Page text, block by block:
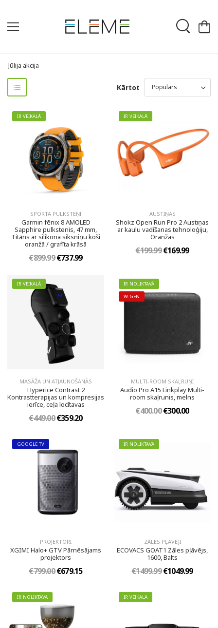
Jūlija akcija
Kārtot
IR VEIKALĀ
SPORTA PULKSTEŅI
Garmin fēnix 8 AMOLED
Sapphire pulkstenis, 47 mm,
Titāns ar silikona siksniņu koši
oranžā / grafīta krāsā
€899.99€737.99
IR VEIKALĀ
AUSTIŅAS
Shokz Open Run Pro 2 Austiņas
ar kaulu vadīšanas tehnoloģiju,
Oranžas
€199.99€169.99
IR VEIKALĀ
MASĀŽA UN ATJAUNOŠANĀS
Hyperice Contrast 2
Kontrastterapijas un kompresijas
ierīce, ceļa locītavas
€449.00€359.20
IR NOLIKTAVĀ
W-GEN
MULTI-ROOM SKAĻRUŅI
Audio Pro A15 Linkplay Multi-
room skaļrunis, melns
€400.00€300.00
GOOGLE TV
PROJEKTORI
XGIMI Halo+ GTV Pārnēsājams
projektors
€799.00€679.15
IR NOLIKTAVĀ
ZĀLES PĻĀVĒJI
ECOVACS GOAT1 Zāles pļāvējs,
1600, Balts
€1499.99€1049.99
IR NOLIKTAVĀ IR VEIKALĀ